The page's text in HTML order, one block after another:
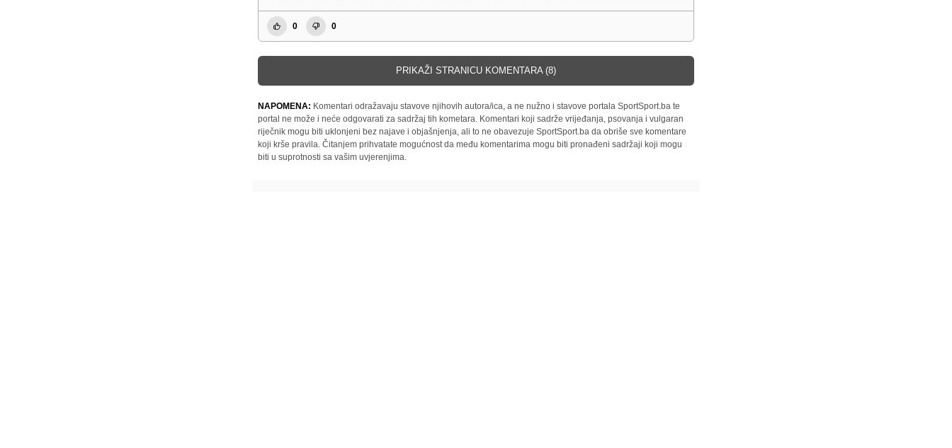
0 0
PRIKAŽI STRANICU KOMENTARA (8)
NAPOMENA: Komentari odražavaju stavove njihovih autora/ica, a ne nužno i stavove portala SportSport.ba te
portal ne može i neće odgovarati za sadržaj tih kometara. Komentari koji sadrže vrijeđanja, psovanja i vulgaran
riječnik mogu biti uklonjeni bez najave i objašnjenja, ali to ne obavezuje SportSport.ba da obriše sve komentare
koji krše pravila. Čitanjem prihvatate mogućnost da među komentarima mogu biti pronađeni sadržaji koji mogu
biti u suprotnosti sa vašim uvjerenjima.